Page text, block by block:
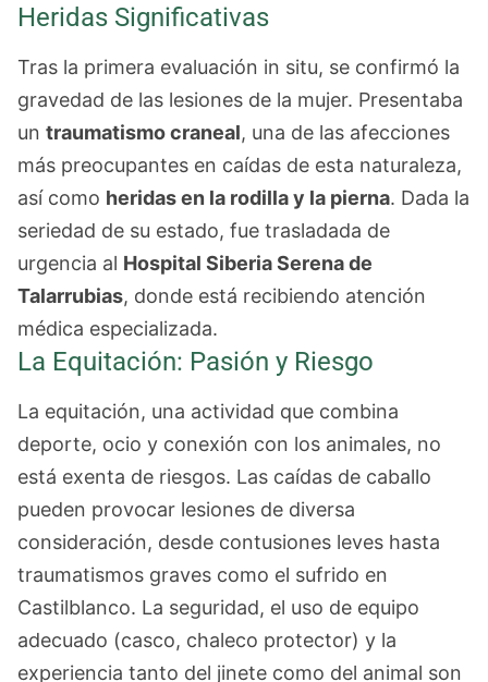
Heridas Significativas
Tras la primera evaluación in situ, se confirmó la
gravedad de las lesiones de la mujer. Presentaba
un traumatismo craneal, una de las afecciones
más preocupantes en caídas de esta naturaleza,
así como heridas en la rodilla y la pierna. Dada la
seriedad de su estado, fue trasladada de
urgencia al Hospital Siberia Serena de
Talarrubias, donde está recibiendo atención
médica especializada.
La Equitación: Pasión y Riesgo
La equitación, una actividad que combina
deporte, ocio y conexión con los animales, no
está exenta de riesgos. Las caídas de caballo
pueden provocar lesiones de diversa
consideración, desde contusiones leves hasta
traumatismos graves como el sufrido en
Castilblanco. La seguridad, el uso de equipo
adecuado (casco, chaleco protector) y la
experiencia tanto del jinete como del animal son